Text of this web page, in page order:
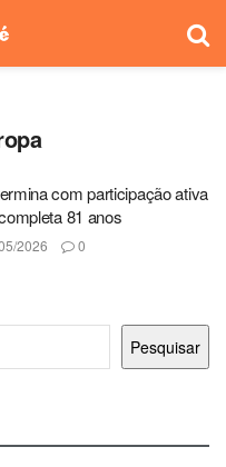
com participação ativa
81 anos
2026 0
Pesquisar